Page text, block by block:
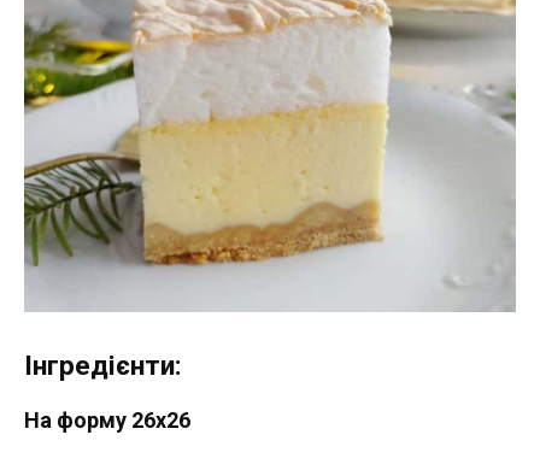
Інгредієнти:
На форму 26х26